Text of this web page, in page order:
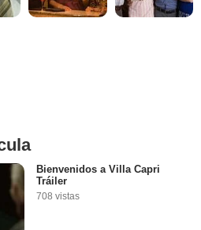
Bienvenidos a Villa Capri
Tráiler
708 vistas